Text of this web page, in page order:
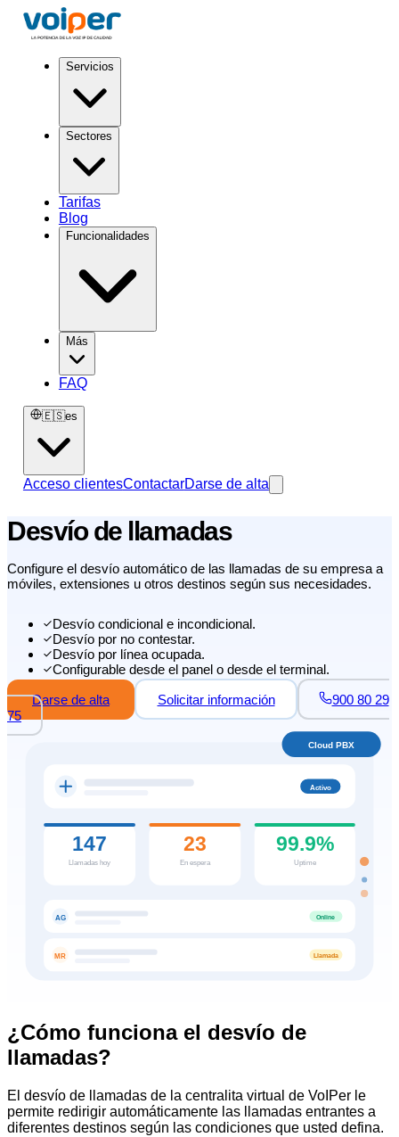
Servicios
Sectores
Tarifas
Blog
Funcionalidades
Más
FAQ
🇪🇸es
Acceso clientesContactarDarse de alta
Desvío de llamadas
Configure el desvío automático de las llamadas de su empresa a
móviles, extensiones u otros destinos según sus necesidades.
Desvío condicional e incondicional.
Desvío por no contestar.
Desvío por línea ocupada.
Configurable desde el panel o desde el terminal.
Darse de alta
Solicitar información
900 80 29
75
Activo
147
Llamadas hoy
23
En espera
99.9%
Uptime
AG Online
MR Llamada
Cloud PBX
¿Cómo funciona el desvío de
llamadas?
El desvío de llamadas de la centralita virtual de VoIPer le
permite redirigir automáticamente las llamadas entrantes a
diferentes destinos según las condiciones que usted defina.